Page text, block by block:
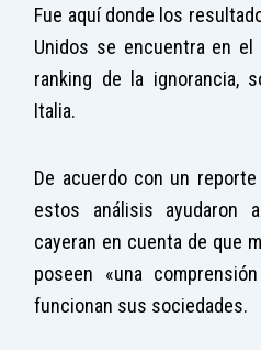
Fue aquí donde los
Unidos se encuentra en
ranking de la ignorancia,
Italia.
De acuerdo con un
estos análisis ayudaron
cayeran en cuenta de que
poseen «una
funcionan sus sociedades.